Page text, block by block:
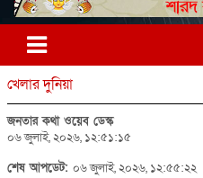
খেলার দুনিয়া
জনতার কথা ওয়েব ডেস্ক
০৬ জুলাই, ২০২৬, ১২:৫১:১৫
শেষ আপডেট: ০৬ জুলাই, ২০২৬, ১২:৫৫:২২